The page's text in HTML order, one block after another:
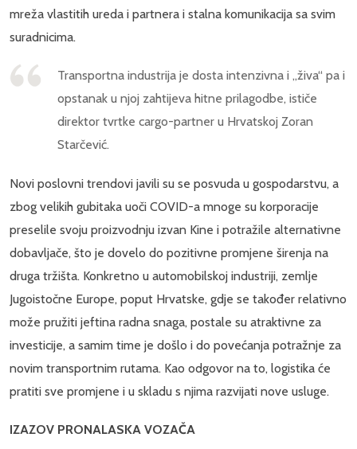
mreža vlastitih ureda i partnera i stalna komunikacija sa svim
suradnicima.
Transportna industrija je dosta intenzivna i „živa“ pa i
opstanak u njoj zahtijeva hitne prilagodbe, ističe
direktor tvrtke cargo-partner u Hrvatskoj Zoran
Starčević.
Novi poslovni trendovi javili su se posvuda u gospodarstvu, a
zbog velikih gubitaka uoči COVID-a mnoge su korporacije
preselile svoju proizvodnju izvan Kine i potražile alternativne
dobavljače, što je dovelo do pozitivne promjene širenja na
druga tržišta. Konkretno u automobilskoj industriji, zemlje
Jugoistočne Europe, poput Hrvatske, gdje se također relativno
može pružiti jeftina radna snaga, postale su atraktivne za
investicije, a samim time je došlo i do povećanja potražnje za
novim transportnim rutama. Kao odgovor na to, logistika će
pratiti sve promjene i u skladu s njima razvijati nove usluge.
IZAZOV PRONALASKA VOZAČA